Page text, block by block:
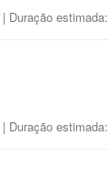
| Duração estimada:
| Duração estimada: